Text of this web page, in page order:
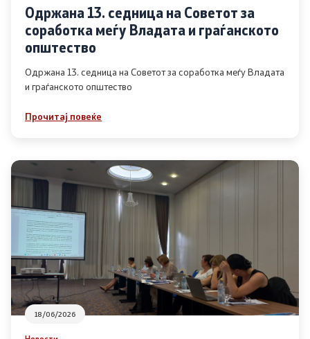
Извештаи
Список на ОЈИ
Контакт
Контакт
Линкови
Изјава за пристапност
Со еден клик до сите услуги
Одржана 13. седница на Советот за
соработка меѓу Владата и граѓанското
општество
Одржана 13. седница на Советот за соработка меѓу Владата
и граѓанското општество
Прочитај повеќе
18/06/2026